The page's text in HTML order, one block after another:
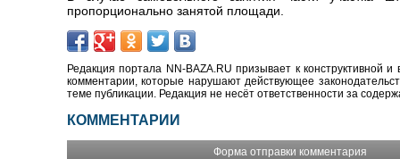
пропорционально занятой площади.
Редакция портала NN-BAZA.RU призывает к конструктивной
комментарии, которые нарушают действующее
теме публикации. Редакция не несёт ответственности за
КОММЕНТАРИИ
Форма отправки комментария